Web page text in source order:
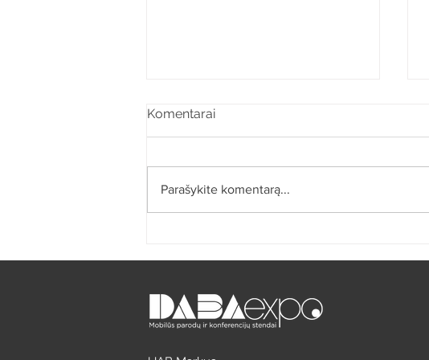
Komentarai
Parašykite komentarą...